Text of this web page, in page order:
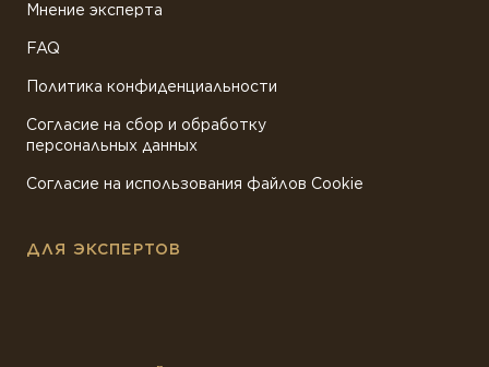
Мнение эксперта
FAQ
Политика конфиденциальности
Согласие на сбор и обработку
персональных данных
Согласие на использования файлов Cookie
ДЛЯ ЭКСПЕРТОВ